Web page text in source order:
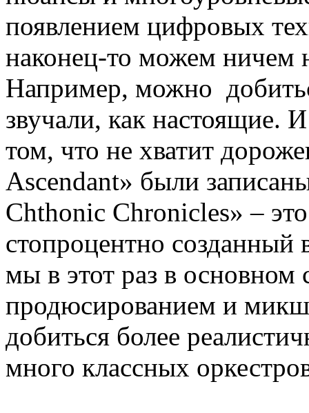
появлением цифровых
наконец-то можем ничем
Например, можно
звучали, как настоящие.
том, что не хватит
Ascendant» были
Chthonic Chronicles» –
стопроцентно
мы в этот раз в основном
продюсированием и
добиться более
много классных